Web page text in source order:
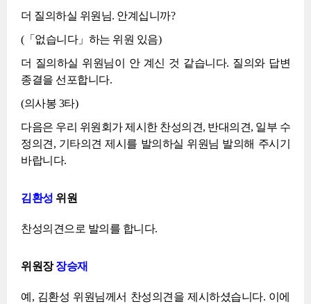
더 질의하실 위원님. 안계십니까?
(「없습니다」하는 위원 있음)
더 질의하실 위원님이 안 계신 것 같습니다. 질의와 답변
종결을 선포합니다.
(의사봉 3타)
다음은 우리 위원회가 제시한 찬성의견, 반대의견, 일부 수
정의견, 기타의견 제시를 발의하실 위원님 발의해 주시기
바랍니다.
김환성 위원
찬성의견으로 발의를 합니다.
위원장장승재
예, 김환성 위원님께서 찬성의견을 제시하셨습니다. 이에